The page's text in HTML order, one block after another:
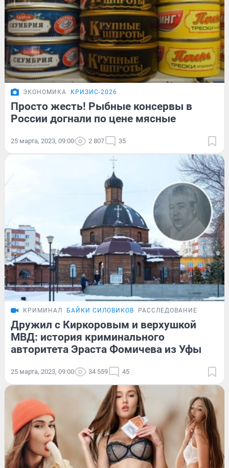
ЭКОНОМИКА КРИЗИС-2026
Просто жесть! Рыбные консервы в
России догнали по цене мясные
25 марта, 2023, 09:00 2 807 35
КРИМИНАЛ БАЙКИ СИЛОВИКОВ РАССЛЕДОВАНИЕ
Дружил с Киркоровым и верхушкой
МВД: история криминального
авторитета Эраста Фомичева из Уфы
25 марта, 2023, 09:00 34 559 45